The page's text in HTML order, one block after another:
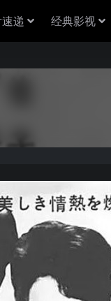
递 经典影视